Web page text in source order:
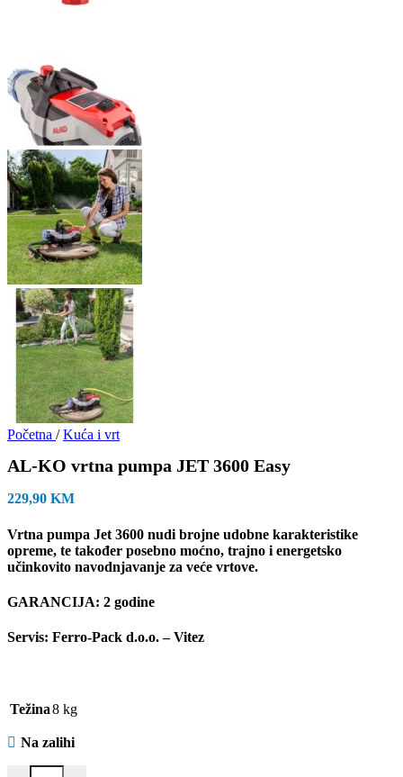
Početna / Kuća i vrt
AL-KO vrtna pumpa JET 3600 Easy
229,90 KM
Vrtna pumpa Jet 3600 nudi brojne udobne karakteristike
opreme, te također posebno moćno, trajno i energetsko
učinkovito navodnjavanje za veće vrtove.
GARANCIJA: 2 godine
Servis: Ferro-Pack d.o.o. – Vitez
Težina8 kg
Na zalihi